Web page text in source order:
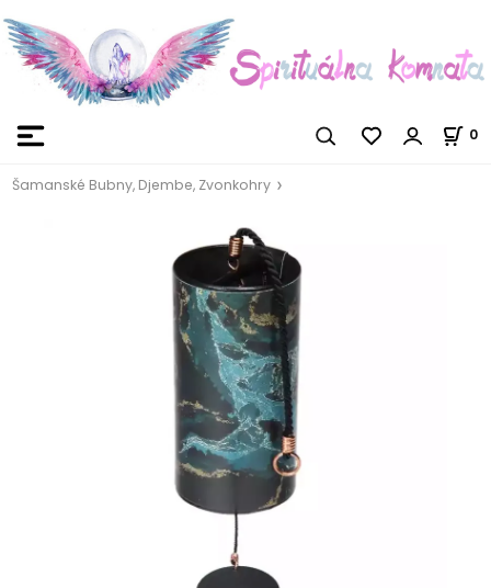
0
Šamanské Bubny, Djembe, Zvonkohry